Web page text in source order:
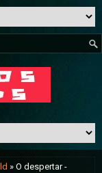
» O despertar -